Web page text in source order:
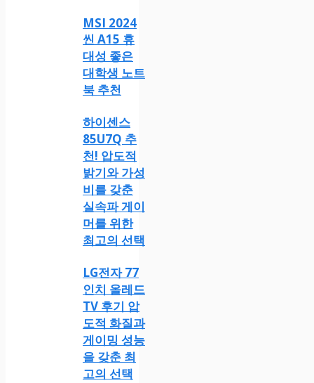
MSI 2024
씬 A15 휴
대성 좋은
대학생 노트
북 추천
하이센스
85U7Q 추
천! 압도적
밝기와 가성
비를 갖춘
실속파 게이
머를 위한
최고의 선택
LG전자 77
인치 올레드
TV 후기 압
도적 화질과
게이밍 성능
을 갖춘 최
고의 선택